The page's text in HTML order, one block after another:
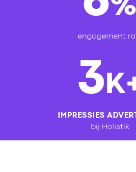
engagement
3
IMPRESSIES
bij Holistik